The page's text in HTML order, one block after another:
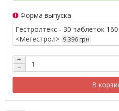
Форма выпуска
Гестролтекс - 30 таблеток
<Мегестрол> 9 396 грн
+
−
В